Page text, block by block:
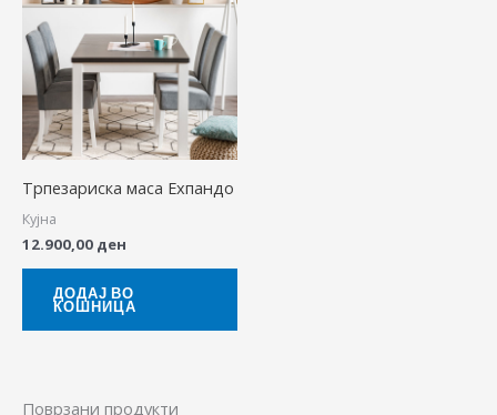
Трпезариска маса Ехпандо
Кујна
12.900,00 ден
ДОДАЈ ВО
КОШНИЦА
Поврзани продукти